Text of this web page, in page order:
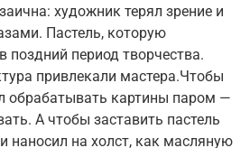
художник терял зрение и
Пастель, которую
период творчества.
привлекали мастера.Чтобы
обрабатывать картины паром —
А чтобы заставить пастель
наносил на холст, как масляную